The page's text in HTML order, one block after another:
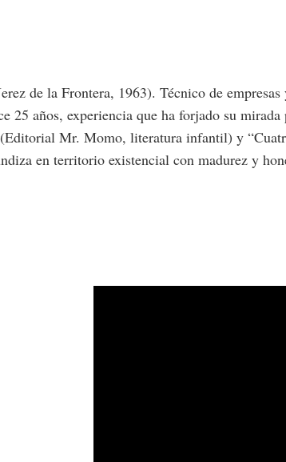
de la Frontera, 1963). Técnico de
25 años, experiencia que ha forjado su
Mr. Momo, literatura infantil) y
en territorio existencial con madurez y